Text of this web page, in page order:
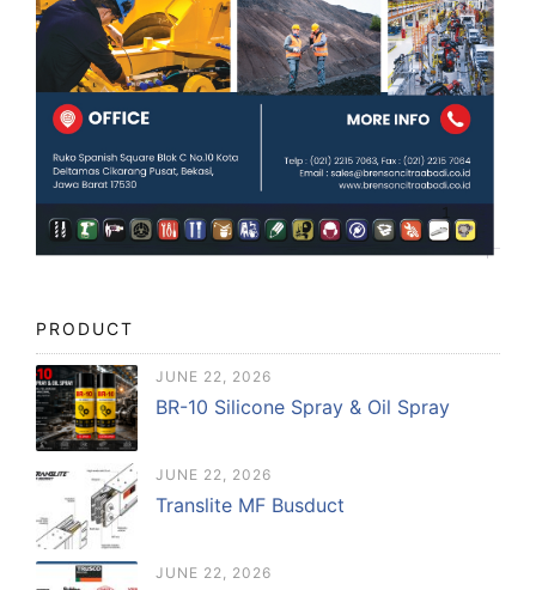
PRODUCT
JUNE 22, 2026
BR-10 Silicone Spray & Oil Spray
JUNE 22, 2026
Translite MF Busduct
JUNE 22, 2026